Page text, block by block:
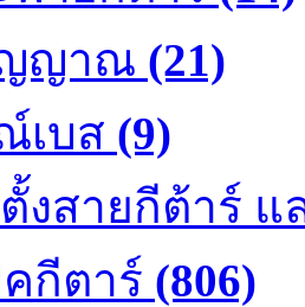
ญาณ (21)
เบส (9)
ตั้งสายกีต้าร์ แ
คกีตาร์ (806)